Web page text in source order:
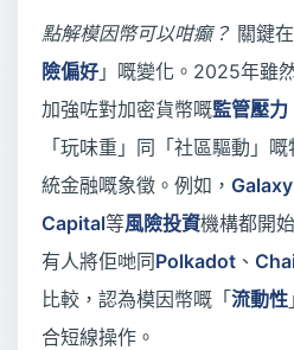
點解模因幣可以咁癲？ 關鍵
險偏好 」嘅變化。2025年雖
加強咗對加密貨幣嘅監管壓力
「玩味重」同「社區驅動」
統金融嘅象徵。例如，
Capital等風險投資機構都開
有人將佢哋同Polkadot 、
比較，認為模因幣嘅「 流動性
合短線操作。